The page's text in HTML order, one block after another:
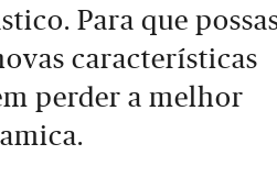
Para que
características
perder a melhor